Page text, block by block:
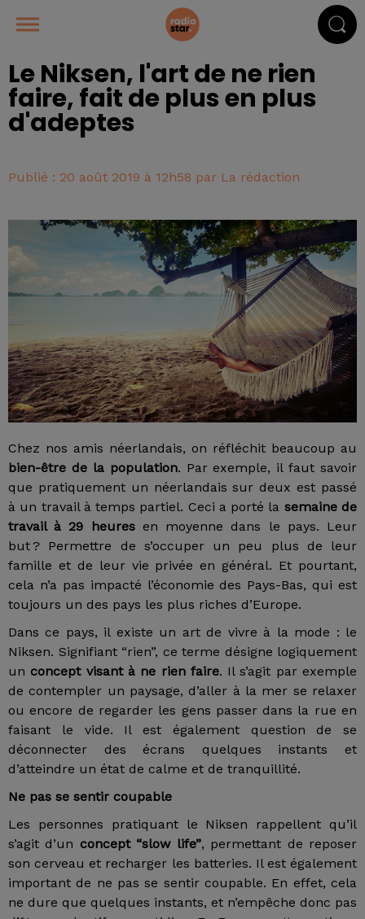
Le Niksen, l'art de ne rien
faire, fait de plus en plus
d'adeptes
Publié : 20 août 2019 à 12h58 par La rédaction
Chez nos amis néerlandais, on réfléchit beaucoup au
bien-être de la population. Par exemple, il faut savoir
que pratiquement un néerlandais sur deux est passé
à un travail à temps partiel. Ceci a porté la semaine de
travail à 29 heuresen moyenne dans le pays. Leur
but ? Permettre de s’occuper un peu plus de leur
famille et de leur vie privée en général. Et pourtant,
cela n’a pas impacté l’économie des Pays-Bas, qui est
toujours un des pays les plus riches d’Europe.
Dans ce pays, il existe un art de vivre à la mode : le
Niksen. Signifiant “rien”, ce terme désigne logiquement
unconcept visant à ne rien faire. Il s’agit par exemple
de contempler un paysage, d’aller à la mer se relaxer
ou encore de regarder les gens passer dans la rue en
faisant le vide. Il est également question de se
déconnecter des écrans quelques instants et
d’atteindre un état de calme et de tranquillité.
Ne pas se sentir coupable
Les personnes pratiquant le Niksen rappellent qu’il
s’agit d’un concept “slow life”, permettant de reposer
son cerveau et recharger les batteries. Il est également
important de ne pas se sentir coupable. En effet, cela
ne dure que quelques instants, et n’empêche donc pas